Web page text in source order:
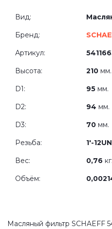
Вид:
Бренд:
Артикул:
Высота: 210 мм.
D1: 95 мм.
D2: 94 мм.
D3: 70 мм.
Резьба: 1'-
Вес: 0,76 кг.
Объём:
Масляный фильтр SCHAEFF